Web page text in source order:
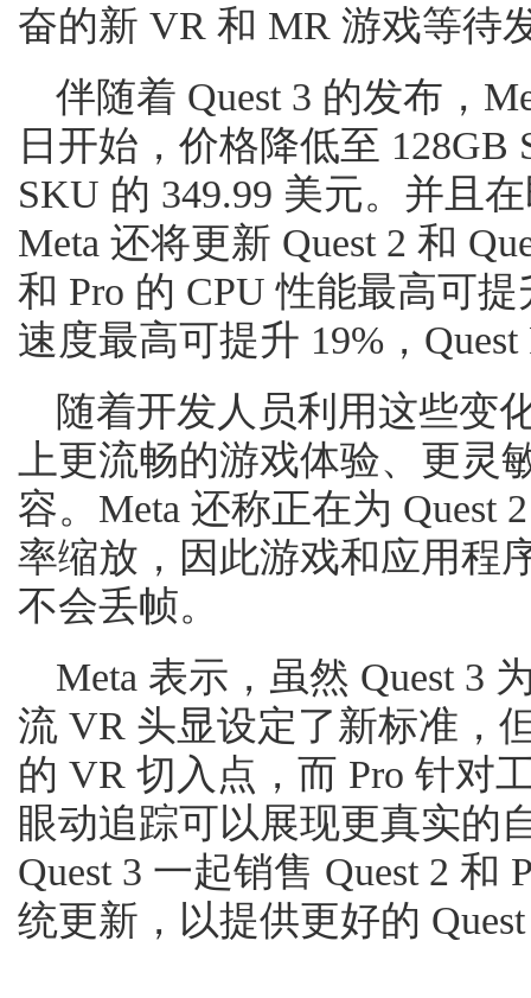
奋的新 VR 和 MR 游戏等待
伴随着 Quest 3 的发布，
日开始，价格降低至 128GB
SKU 的 349.99 美元。并且
Meta 还将更新 Quest 2 和
和 Pro 的 CPU 性能最高可提
速度最高可提升 19%，
随着开发人员利用这些变
上更流畅的游戏体验、更
容。Meta 还称正在为 Quest
率缩放，因此游戏和应用程
不会丢帧。
Meta 表示，虽然 Quest 3
流 VR 头显设定了新标准，
的 VR 切入点，而 Pro 针对
眼动追踪可以展现更真实的
Quest 3 一起销售 Quest 2
统更新，以提供更好的